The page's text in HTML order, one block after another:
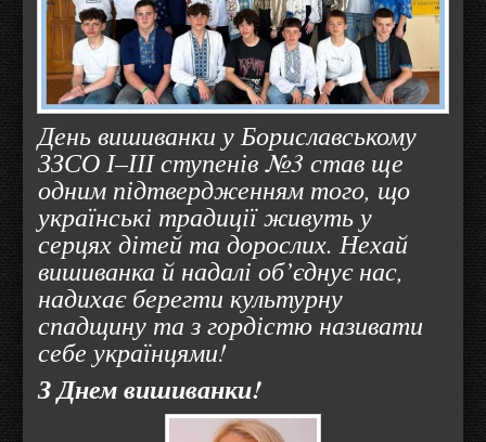
День вишиванки у Бориславському
ЗЗСО І–ІІІ ступенів №3 став ще
одним підтвердженням того, що
українські традиції живуть у
серцях дітей та дорослих. Нехай
вишиванка й надалі об’єднує нас,
надихає берегти культурну
спадщину та з гордістю називати
себе українцями!
З Днем вишиванки!